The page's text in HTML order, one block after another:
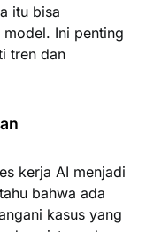
itu bisa
Ini penting
tren dan
kerja AI menjadi
bahwa ada
kasus yang